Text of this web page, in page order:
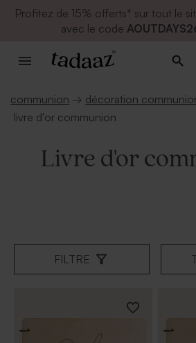
Profitez de 15% offerts* sur tout le
avec le code
communion → décoration
livre d'or communion
Livre d'or
FILTRE